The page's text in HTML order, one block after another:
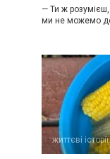
— Ти ж розумієш,
ми не можемо
життєві історії